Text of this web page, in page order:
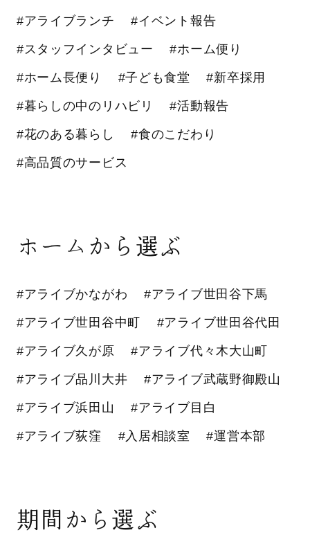
#アライブランチ #イベント報告
#スタッフインタビュー #ホーム便り
#ホーム長便り #子ども食堂 #新卒採用
#暮らしの中のリハビリ #活動報告
#花のある暮らし #食のこだわり
#高品質のサービス
ホームから選ぶ
#アライブかながわ #アライブ世田谷下馬
#アライブ世田谷中町 #アライブ世田谷代田
#アライブ久が原 #アライブ代々木大山町
#アライブ品川大井 #アライブ武蔵野御殿山
#アライブ浜田山 #アライブ目白
#アライブ荻窪 #入居相談室 #運営本部
期間から選ぶ